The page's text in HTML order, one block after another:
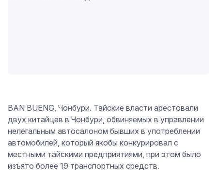
BAN BUENG, Чонбури. Тайские власти арестовали
двух китайцев в Чонбури, обвиняемых в управлении
нелегальным автосалоном бывших в употреблении
автомобилей, который якобы конкурировал с
местными тайскими предприятиями, при этом было
изъято более 19 транспортных средств.